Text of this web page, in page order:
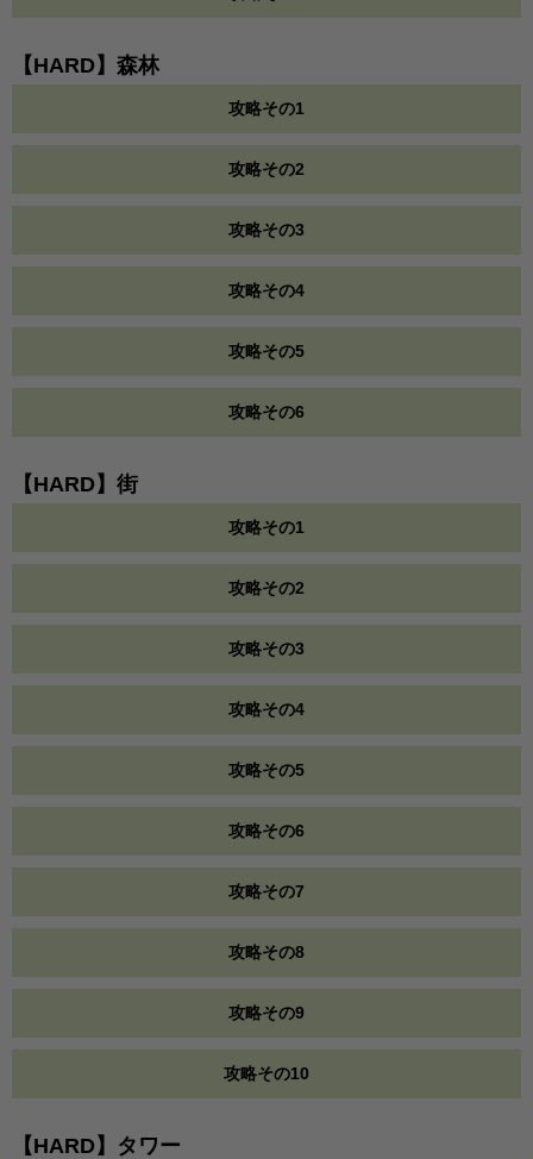
【HARD】森林
攻略その1
攻略その2
攻略その3
攻略その4
攻略その5
攻略その6
【HARD】街
攻略その1
攻略その2
攻略その3
攻略その4
攻略その5
攻略その6
攻略その7
攻略その8
攻略その9
攻略その10
【HARD】タワー